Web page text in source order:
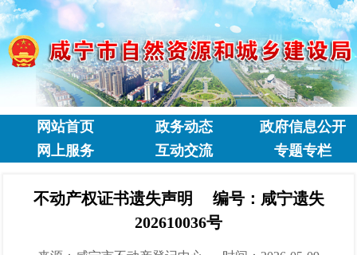
网站首页 政务动态
政府信息公开
网上服务
互动交流 专题专栏
不动产权证书遗失声明 编号：咸宁遗失
202610036号